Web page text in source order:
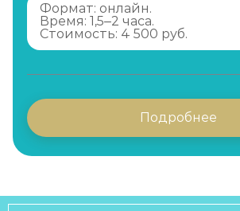
Формат: онлайн.
Время: 1,5–2 часа.
Стоимость: 4 500 руб.
Подробнее